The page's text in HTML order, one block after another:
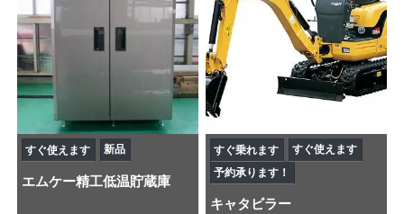
すぐ使えます 新品
エムケー精工低温貯蔵庫
すぐ乗れます
すぐ使えます
予約承ります！
キャタビラー